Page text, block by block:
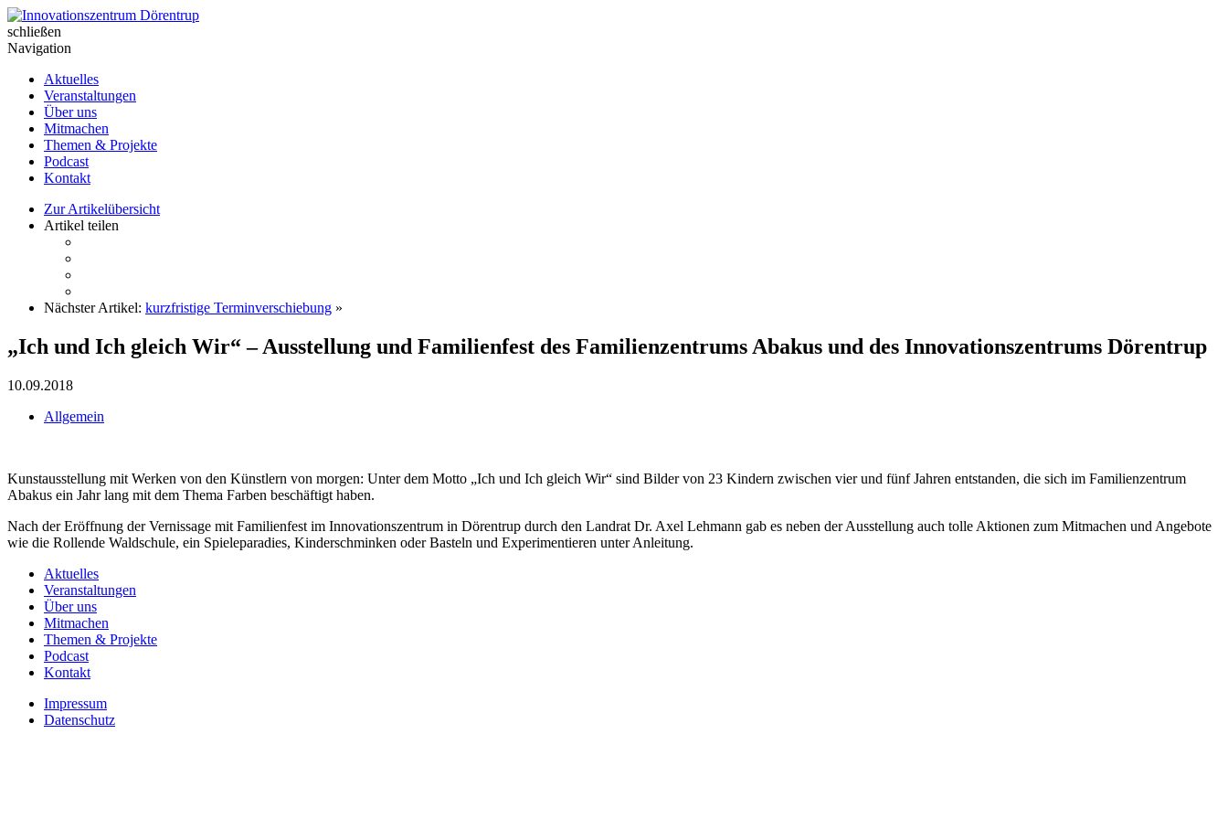
Skip
to
content
Innovationszentrum Dörentrup
schließen
Navigation
Aktuelles
Veranstaltungen
Über uns
Mitmachen
Themen & Projekte
Podcast
Kontakt
Zur Artikelübersicht
Artikel teilen
Nächster Artikel: kurzfristige Terminverschiebung »
„Ich und Ich gleich Wir“ – Ausstellung und Familienfest des Familienzentrums Abakus und des Innovationszentrums Dörentrup
10.09.2018
Allgemein
Kunstausstellung mit Werken von den Künstlern von morgen: Unter dem Motto „Ich und Ich gleich Wir“ sind Bilder von 23 Kindern zwischen vier und fünf Jahren entstanden, die sich im Familienzentrum
Abakus ein Jahr lang mit dem Thema Farben beschäftigt haben.
Nach der Eröffnung der Vernissage mit Familienfest im Innovationszentrum in Dörentrup durch den Landrat Dr. Axel Lehmann gab es neben der Ausstellung auch tolle Aktionen zum Mitmachen und Angebote
wie die Rollende Waldschule, ein Spieleparadies, Kinderschminken oder Basteln und Experimentieren unter Anleitung.
Aktuelles
Veranstaltungen
Über uns
Mitmachen
Themen & Projekte
Podcast
Kontakt
Impressum
Datenschutz